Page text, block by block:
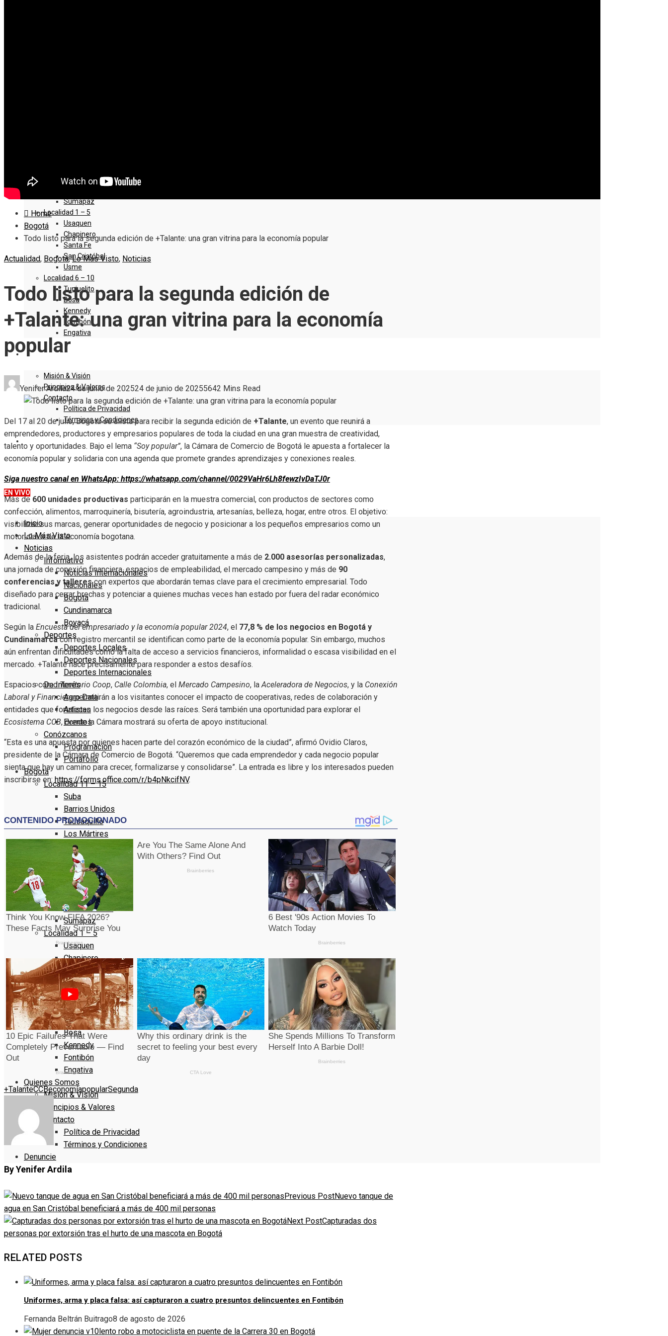
Rafael Uribe Uribe
Sumapaz
Localidad 1 – 5
Usaquen
Chapinero
Santa Fe
San Cristóbal
Usme
Localidad 6 – 10
Tunjuelito
Bosa
Kennedy
Fontibón
Engativa
QUIENES SOMOS
Misión & Visión
Principios & Valores
Contacto
Política de Privacidad
Términos y Condiciones
EN VIVO
Inicio
Lo Más Visto
Noticias
Informativo
Noticias Internacionales
Nacionales
Bogotá
Cundinamarca
Boyacá
Deportes
Deportes Locales
Deportes Nacionales
Deportes Internacionales
De Interés
Agro Data
Artistas
Eventos
Conózcanos
Programacion
Portafolio
Bogotá
Localidad 11 – 15
Suba
Barrios Unidos
Teusaquillo
Los Mártires
Antonio Nariño
Localidad 16 – 20
Puente Aranda
La Candelaria
Rafael Uribe Uribe
Ciudad Bolivar
Sumapaz
Localidad 1 – 5
Usaquen
Chapinero
Santa Fe
San Cristóbal
Usme
Localidad 6 – 10
Tunjuelito
Bosa
Kennedy
Fontibón
Engativa
Quienes Somos
Misión & Visión
Principios & Valores
Contacto
Política de Privacidad
Términos y Condiciones
Denuncie
Home
Bogotá
Todo listo para la segunda edición de +Talante: una gran vitrina para la economía popular
Actualidad, Bogotá,Lo Más Visto, Noticias
Todo listo para la segunda edición de
+Talante: una gran vitrina para la economía
popular
Yenifer Ardila24 de junio de 202524 de junio de 20255642 Mins Read
Del 17 al 20 de julio, Bogotá se alista para recibir la segunda edición de +Talante, un evento que reunirá a
emprendedores, productores y empresarios populares de toda la ciudad en una gran muestra de creatividad,
talento y oportunidades. Bajo el lema “Soy popular”, la Cámara de Comercio de Bogotá le apuesta a fortalecer la
economía popular y solidaria con una agenda que promete grandes aprendizajes y conexiones reales.
Siga nuestro canal en WhatsApp: https://whatsapp.com/channel/0029VaHr6Lh8fewzIvDaTJ0r
Más de 600 unidades productivas participarán en la muestra comercial, con productos de sectores como
confección, alimentos, marroquinería, bisutería, agroindustria, artesanías, belleza, hogar, entre otros. El objetivo:
visibilizar sus marcas, generar oportunidades de negocio y posicionar a los pequeños empresarios como un
motor clave de la economía bogotana.
Además de la feria, los asistentes podrán acceder gratuitamente a más de 2.000 asesorías personalizadas,
una jornada de conexión financiera, espacios de empleabilidad, el mercado campesino y más de 90
conferencias y tallerescon expertos que abordarán temas clave para el crecimiento empresarial. Todo
diseñado para cerrar brechas y potenciar a quienes muchas veces han estado por fuera del radar económico
tradicional.
Según la Encuesta del empresariado y la economía popular 2024, el 77,8 % de los negocios en Bogotá y
Cundinamarcacon registro mercantil se identifican como parte de la economía popular. Sin embargo, muchos
aún enfrentan dificultades como la falta de acceso a servicios financieros, informalidad o escasa visibilidad en el
mercado. +Talante nace precisamente para responder a estos desafíos.
Espacios comoTerritorio Coop, Calle Colombia, el Mercado Campesino, laAceleradora de Negocios, y la Conexión
Laboral y Financierapermitirán a los visitantes conocer el impacto de cooperativas, redes de colaboración y
entidades que fortalecen los negocios desde las raíces. Será también una oportunidad para explorar el
Ecosistema CCB, donde la Cámara mostrará su oferta de apoyo institucional.
“Esta es una apuesta por quienes hacen parte del corazón económico de la ciudad”, afirmó Ovidio Claros,
presidente de la Cámara de Comercio de Bogotá. “Queremos que cada emprendedor y cada negocio popular
sienta que hay un camino para crecer, formalizarse y consolidarse”. La entrada es libre y los interesados pueden
inscribirse en: https://forms.office.com/r/b4pNkcifNV.
+TalanteCCBeconomíapopularSegunda
By Yenifer Ardila
Previous PostNuevo tanque de
agua en San Cristóbal beneficiará a más de 400 mil personas
Next PostCapturadas dos
personas por extorsión tras el hurto de una mascota en Bogotá
RELATED POSTS
Uniformes, arma y placa falsa: así capturaron a cuatro presuntos delincuentes en Fontibón
Fernanda Beltrán Buitrago8 de agosto de 2026